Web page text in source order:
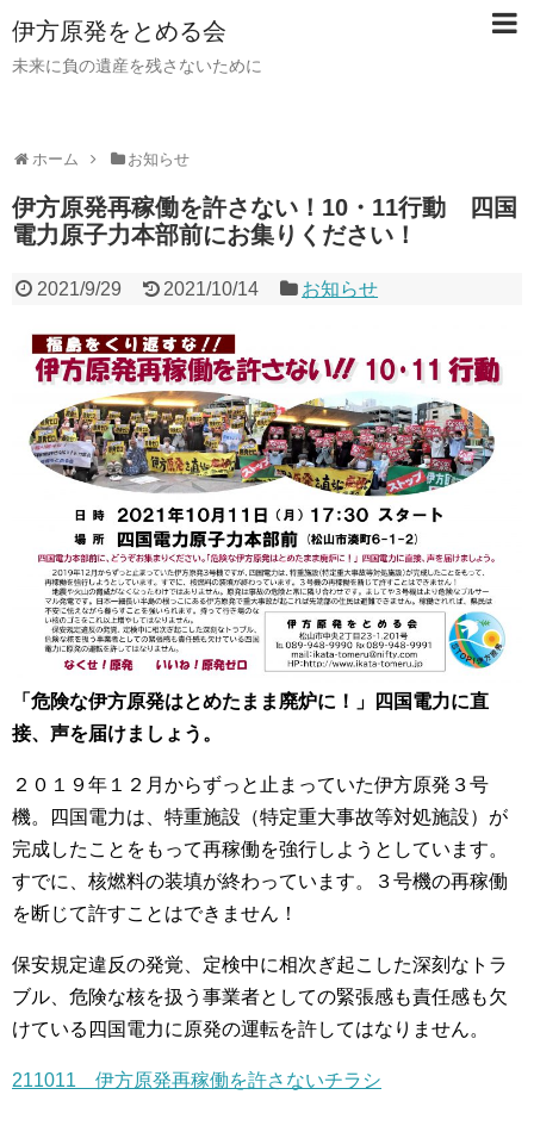
伊方原発をとめる会
未来に負の遺産を残さないために
ホーム お知らせ
伊方原発再稼働を許さない！10・11行動 四国
電力原子力本部前にお集りください！
2021/9/29 2021/10/14 お知らせ
「危険な伊方原発はとめたまま廃炉に！」四国電力に直
接、声を届けましょう。
２０１９年１２月からずっと止まっていた伊方原発３号
機。四国電力は、特重施設（特定重大事故等対処施設）が
完成したことをもって再稼働を強行しようとしています。
すでに、核燃料の装填が終わっています。３号機の再稼働
を断じて許すことはできません！
保安規定違反の発覚、定検中に相次ぎ起こした深刻なトラ
ブル、危険な核を扱う事業者としての緊張感も責任感も欠
けている四国電力に原発の運転を許してはなりません。
211011 伊方原発再稼働を許さないチラシ